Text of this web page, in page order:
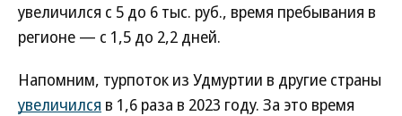
увеличился с 5 до 6 тыс. руб., время пребывания в
регионе — с 1,5 до 2,2 дней.
Напомним, турпоток из Удмуртии в другие страны
увеличился в 1,6 раза в 2023 году. За это время